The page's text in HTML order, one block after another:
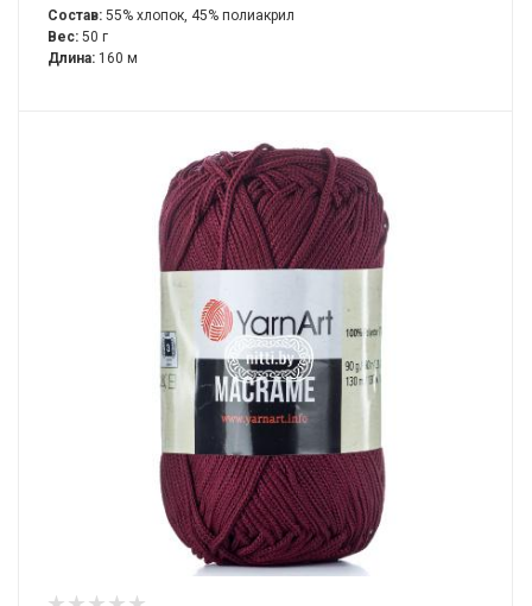
Состав: 55% хлопок, 45% полиакрил
Вес: 50 г
Длина: 160 м